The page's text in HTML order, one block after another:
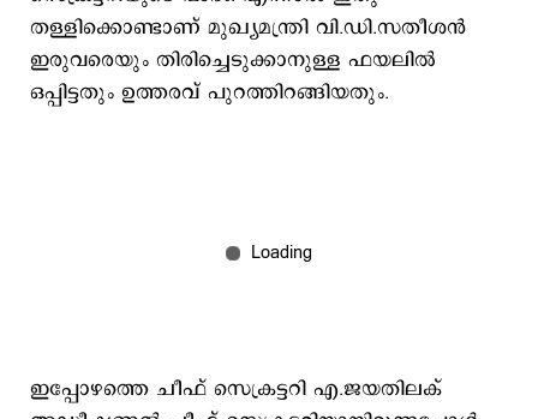
തള്ളിക്കൊണ്ടാണ് മുഖ്യമന്ത്രി വി.ഡി.സതീശന്‍
ഇരുവരെയും തിരിച്ചെടുക്കാനുള്ള ഫയലില്‍
ഒപ്പിട്ടതും ഉത്തരവ് പുറത്തിറങ്ങിയതും.
ഇപ്പോഴത്തെ ചീഫ് സെക്രട്ടറി എ.ജയതിലക്